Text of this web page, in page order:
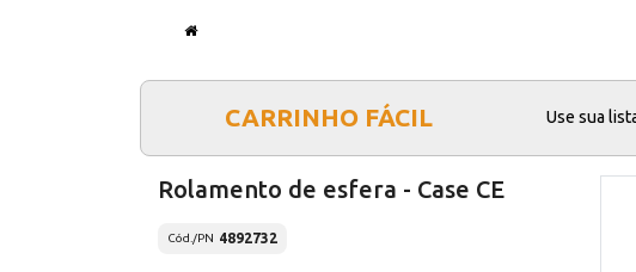
CARRINHO FÁCIL Use sua
Rolamento de esfera - Case CE
Cód./PN 4892732